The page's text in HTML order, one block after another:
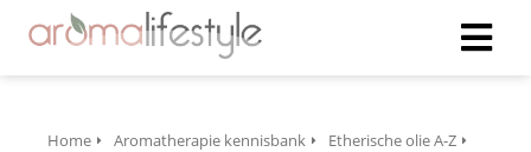
Home Aromatherapie kennisbank
Etherische olie A-Z